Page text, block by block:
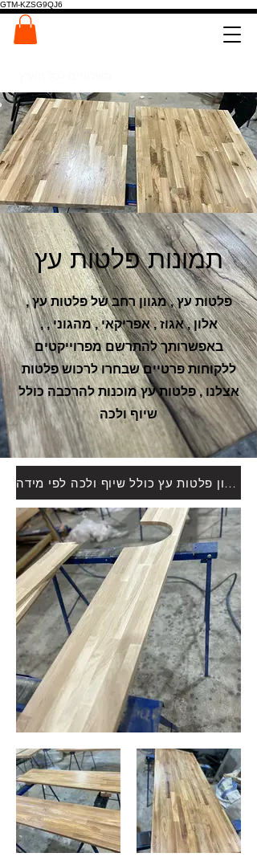
GTM-KZSG9QJ6
תמונות פלטות עץ
פלטות עץ , מגוון רחב של פלטות עץ ,
אלון , אגוז , אפריקאי , מהגוני , ,
באפשרותך להתרשם מפרוייקטים
ללקוחות פרטיים שבחרו לרכוש פלטות
אצלנו , פלטות עץ מוכנות להרכבה כולל
שיוף ולכה
מחשבון פלטות עץ כולל שיוף ולכה לפי מידה